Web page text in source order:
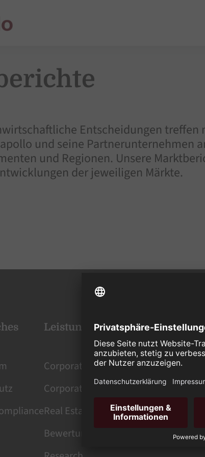
Entscheidungen
und seine Partnerunternehmen
und Regionen. Unsere
der jeweiligen Märkte.
Leistungen
Corporate Services
Corporate Finance
Real Estate Management
Bewertung
Weitere
Immobilie